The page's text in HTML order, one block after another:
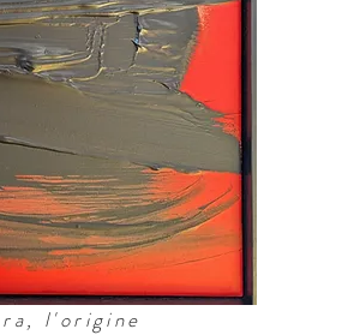
l'origine